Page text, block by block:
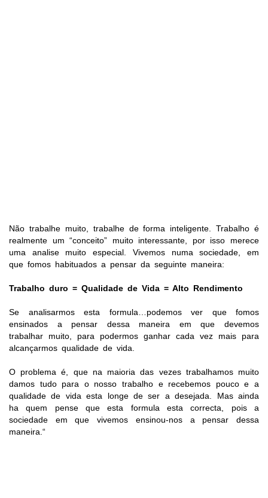
Não trabalhe muito, trabalhe de forma inteligente. Trabalho é
realmente um “conceito” muito interessante, por isso merece
uma analise muito especial. Vivemos numa sociedade, em
que fomos habituados a pensar da seguinte maneira:
Trabalho duro = Qualidade de Vida = Alto Rendimento
Se analisarmos esta formula…podemos ver que fomos
ensinados a pensar dessa maneira em que devemos
trabalhar muito, para podermos ganhar cada vez mais para
alcançarmos qualidade de vida.
O problema é, que na maioria das vezes trabalhamos muito
damos tudo para o nosso trabalho e recebemos pouco e a
qualidade de vida esta longe de ser a desejada. Mas ainda
ha quem pense que esta formula esta correcta, pois a
sociedade em que vivemos ensinou-nos a pensar dessa
maneira. “